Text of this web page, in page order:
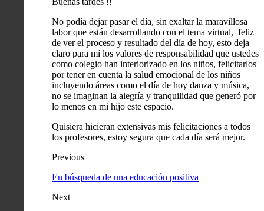
No podía dejar pasar el día, sin exaltar la maravillosa
labor que están desarrollando con el tema virtual, feliz
de ver el proceso y resultado del día de hoy, esto deja
claro para mí los valores de responsabilidad que ustedes
como colegio han interiorizado en los niños, felicitarlos
por tener en cuenta la salud emocional de los niños
incluyendo áreas como el día de hoy danza y música,
no se imaginan la alegría y tranquilidad que generó por
lo menos en mi hijo este espacio.
Quisiera hicieran extensivas mis felicitaciones a todos
los profesores, estoy segura que cada día será mejor.
Previous
En búsqueda de una educación positiva
Next